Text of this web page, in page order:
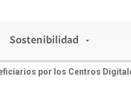
Sostenibilidad
por los Centros